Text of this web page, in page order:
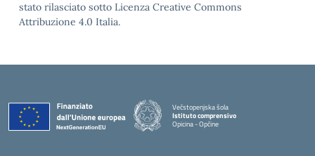
stato rilasciato sotto Licenza Creative Commons
Attribuzione 4.0 Italia.
Večstopenjska šola
Istituto comprensivo
Opicina - Opčine